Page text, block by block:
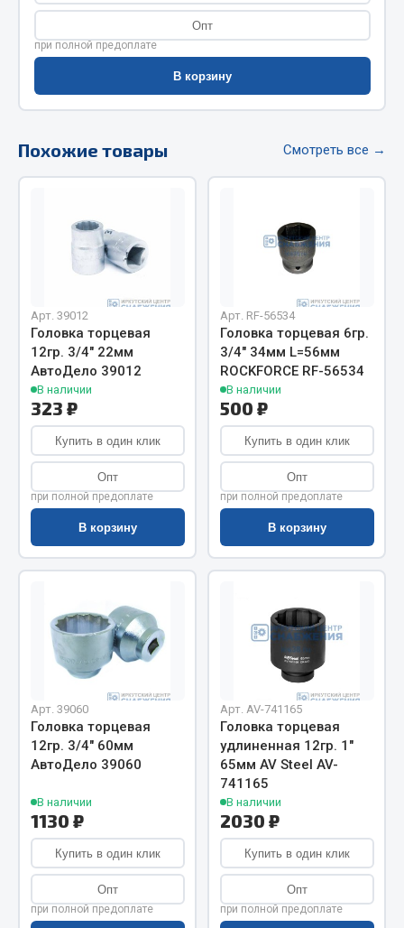
Весь раздел
РТИ
Кольца уплотнительные
Лента конвейерная
Манжеты
Патрубки
Прокладки
Рукава высокого давления
Весь раздел
Автомобильная электрика
Автолампы
Блоки реле и предохранителей
Вилки нагрузочные
Выключатели и переключатели клавишные
Выключатели кнопочные
Выключатель массы
Показать ещё
Весь раздел
Амортизаторы для полуприцепов
Весь раздел
Опт
при полной предоплате
В корзину
Похожие товары Смотреть все →
Арт. 39012
Головка торцевая
12гр. 3/4" 22мм
АвтоДело 39012
В наличии
323 ₽
Купить в один клик
Опт
при полной предоплате
В корзину
Арт. RF-56534
Головка торцевая 6гр.
3/4" 34мм L=56мм
ROCKFORCE RF-56534
В наличии
500 ₽
Купить в один клик
Опт
при полной предоплате
В корзину
Арт. 39060
Головка торцевая
12гр. 3/4" 60мм
АвтоДело 39060
В наличии
1130 ₽
Купить в один клик
Опт
при полной предоплате
Арт. AV-741165
Головка торцевая
удлиненная 12гр. 1"
65мм AV Steel AV-
741165
В наличии
2030 ₽
Купить в один клик
Опт
при полной предоплате